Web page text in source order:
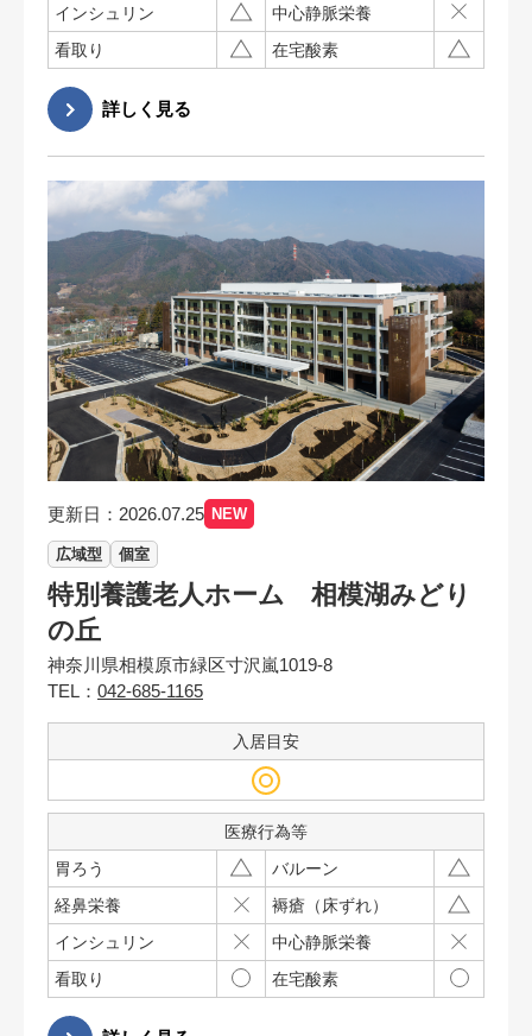
インシュリン
中心静脈栄養
看取り
在宅酸素
更新日：2026.07.25 NEW
広域型 個室
特別養護老人ホーム 相模湖みどり
の丘
神奈川県相模原市緑区寸沢嵐1019-8
TEL： 042-685-1165
入居目安
医療行為等
胃ろう
バルーン
経鼻栄養
褥瘡（床ずれ）
インシュリン
中心静脈栄養
看取り
在宅酸素